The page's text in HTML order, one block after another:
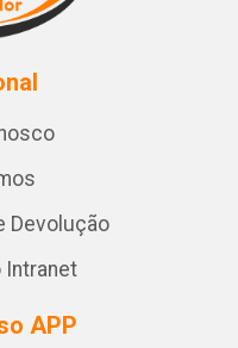
Devolução
APP